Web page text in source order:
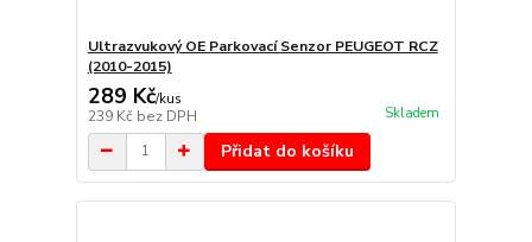
Ultrazvukový OE Parkovací Senzor PEUGEOT RCZ
(2010-2015)
289 Kč/kus
239 Kč bez DPH Skladem
Přidat do košíku